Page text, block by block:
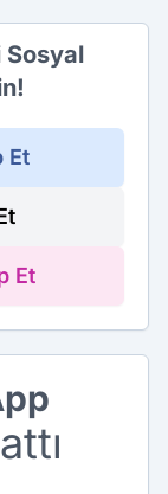
Sosyal
Et
Et